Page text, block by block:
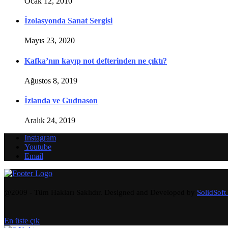
İzolasyonda Sanat Sergisi
Mayıs 23, 2020
Kafka’nın kayıp not defterinden ne çıktı?
Ağustos 8, 2019
İzlanda ve Gudnason
Aralık 24, 2019
Instagram
Youtube
Email
SolidSoft
En üste çık